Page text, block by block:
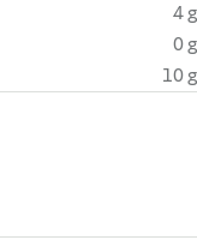
4 g
0 g
10 g